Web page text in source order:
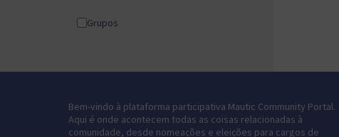
Grupos
Bem-vindo à plataforma participativa Mautic Community Portal.
Aqui é onde acontecem todas as coisas relacionadas à
comunidade, desde nomeações e eleições para cargos de